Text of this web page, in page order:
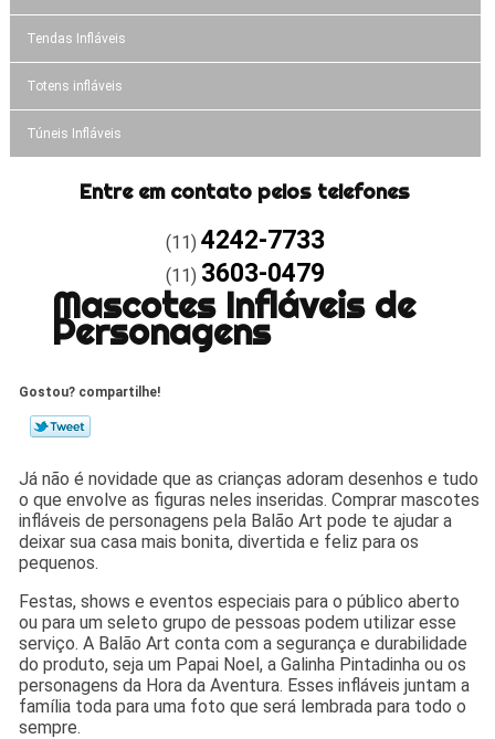
Tendas Infláveis
Totens infláveis
Túneis Infláveis
Entre em contato pelos telefones
(11) 4242-7733
(11) 3603-0479
Mascotes Infláveis de
Personagens
Gostou? compartilhe!
Já não é novidade que as crianças adoram desenhos e tudo
o que envolve as figuras neles inseridas. Comprar mascotes
infláveis de personagens pela Balão Art pode te ajudar a
deixar sua casa mais bonita, divertida e feliz para os
pequenos.
Festas, shows e eventos especiais para o público aberto
ou para um seleto grupo de pessoas podem utilizar esse
serviço. A Balão Art conta com a segurança e durabilidade
do produto, seja um Papai Noel, a Galinha Pintadinha ou os
personagens da Hora da Aventura. Esses infláveis juntam a
família toda para uma foto que será lembrada para todo o
sempre.